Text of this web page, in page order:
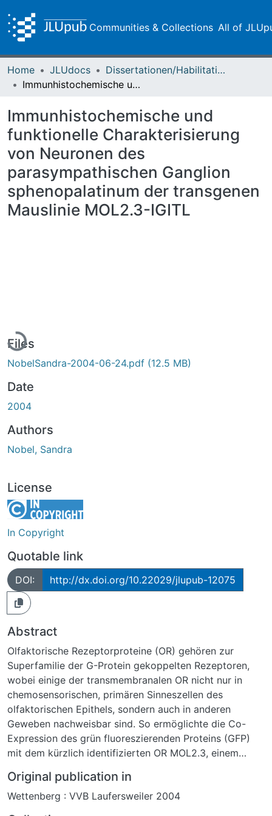
Communities & Collections All of
Home JLUdocs
Dissertationen/Habilitationen
Immunhistochemische und funktionelle Charakterisierung von Neuronen des parasympathischen Ganglion sphenopalatinum der transgenen Mauslinie MOL2.3-IGITL
Immunhistochemische und
funktionelle Charakterisierung
von Neuronen des
parasympathischen Ganglion
sphenopalatinum der transgenen
Mauslinie MOL2.3-IGITL
Loading...
Files
NobelSandra-2004-06-24.pdf (12.5 MB)
Date
2004
Authors
Nobel, Sandra
License
In Copyright
Quotable link
DOI: http://dx.doi.org/10.22029/jlupub-12075
Abstract
Olfaktorische Rezeptorproteine (OR) gehören zur
Superfamilie der G-Protein gekoppelten Rezeptoren,
wobei einige der transmembranalen OR nicht nur in
chemosensorischen, primären Sinneszellen des
olfaktorischen Epithels, sondern auch in anderen
Geweben nachweisbar sind. So ermöglichte die Co-
Expression des grün fluoreszierenden Proteins (GFP)
mit dem kürzlich identifizierten OR MOL2.3, einem
exogenen Liganden, in der transgenen Mauslinie
MOL2.3-IGITL die molekularbiologische und
Original publication in
Wettenberg : VVB Laufersweiler 2004